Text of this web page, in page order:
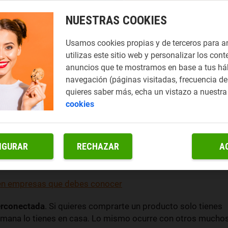
a empresas y otros organismos, pero ¿alguna vez te
protección de datosregula lo que pueden hacer, te
empresas que debes conocer
. Si quieres comprarte un producto solo tienes
lo tienes en casa. Lo mismo ocurre con otros
NUESTRAS COOKIES
Usamos cookies propias y de terceros para
utilizas este sitio web y personalizar los
anuncios que te mostramos en base a tus
navegación (páginas visitadas, frecuencia
quieres saber más, echa un vistazo a
cookies
RECHAZAR